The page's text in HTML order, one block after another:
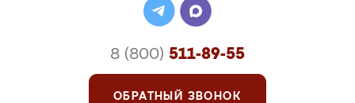
8 (800) 511-89-55
ОБРАТНЫЙ ЗВОНОК